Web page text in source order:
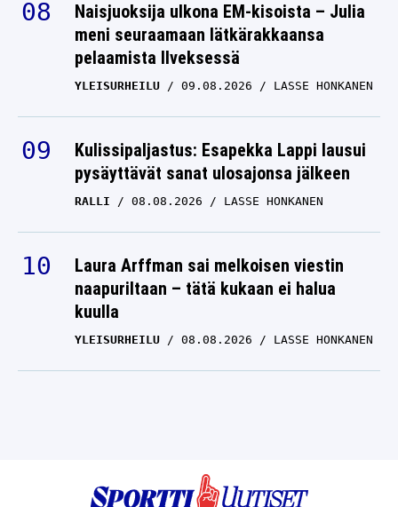
Naisjuoksija ulkona EM-kisoista – Julia
meni seuraamaan lätkärakkaansa
pelaamista Ilveksessä
YLEISURHEILU 09.08.2026 LASSE HONKANEN
Kulissipaljastus: Esapekka Lappi lausui
pysäyttävät sanat ulosajonsa jälkeen
RALLI 08.08.2026 LASSE HONKANEN
Laura Arffman sai melkoisen viestin
naapuriltaan – tätä kukaan ei halua
kuulla
YLEISURHEILU 08.08.2026 LASSE HONKANEN